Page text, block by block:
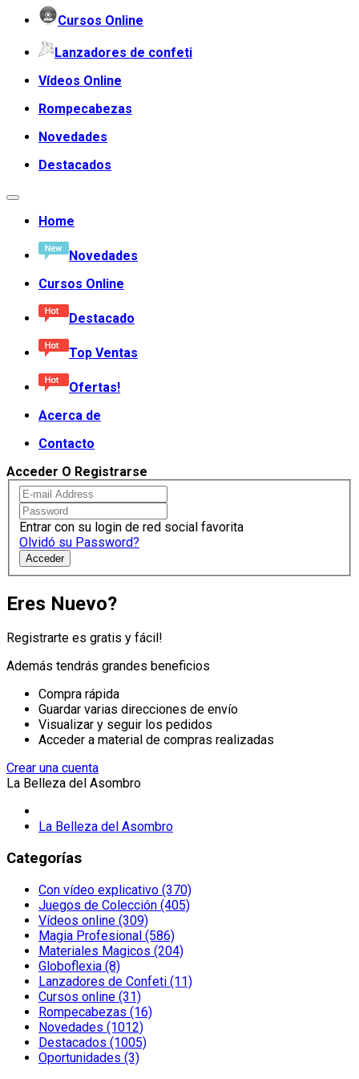
Cursos Online
Lanzadores de confeti
Vídeos Online
Rompecabezas
Novedades
Destacados
Home
Novedades
Cursos Online
Destacado
Top Ventas
Ofertas!
Acerca de
Contacto
Acceder O Registrarse
Entrar con su login de red social favorita
Olvidó su Password?
Acceder
Eres Nuevo?
Registrarte es gratis y fácil!
Además tendrás grandes beneficios
Compra rápida
Guardar varias direcciones de envío
Visualizar y seguir los pedidos
Acceder a material de compras realizadas
Crear una cuenta
La Belleza del Asombro
La Belleza del Asombro
Categorías
Con vídeo explicativo (370)
Juegos de Colección (405)
Vídeos online (309)
Magia Profesional (586)
Materiales Magicos (204)
Globoflexia (8)
Lanzadores de Confeti (11)
Cursos online (31)
Rompecabezas (16)
Novedades (1012)
Destacados (1005)
Oportunidades (3)